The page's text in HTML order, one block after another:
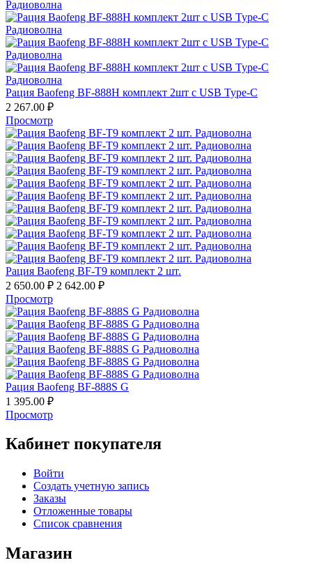
Рация Baofeng BF-888H комплект 2шт с USB Type-C
2 267.00 ₽
Просмотр
Рация Baofeng BF-T9 комплект 2 шт.
2 650.00 ₽ 2 642.00 ₽
Просмотр
Рация Baofeng BF-888S G
1 395.00 ₽
Просмотр
Кабинет покупателя
Войти
Создать учетную запись
Заказы
Отложенные товары
Список сравнения
Магазин